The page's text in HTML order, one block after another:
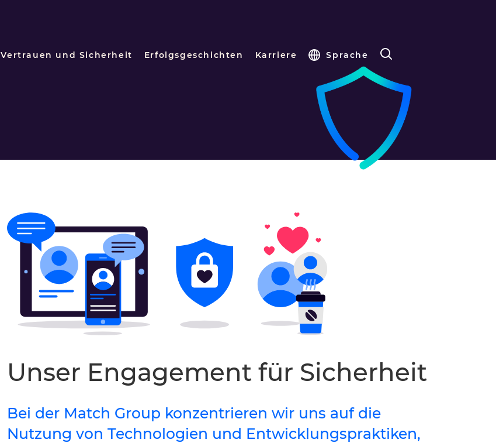
Vertrauen und Sicherheit Erfolgsgeschichten Karriere Sprache
Unser Engagement für Sicherheit
Bei der Match Group konzentrieren wir uns auf die
Nutzung von Technologien und Entwicklungspraktiken,